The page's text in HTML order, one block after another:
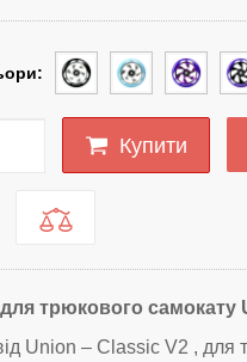
Купити
трюкового самокату
Union – Classic V2 , для